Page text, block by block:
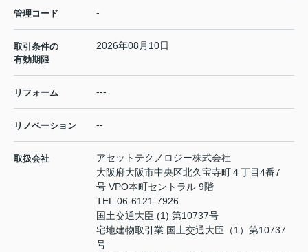
管理コード -
取引条件の
有効期限
2026年08月10日
リフォーム ---
リノベーション --
取扱会社
アセットテクノロジー株式会社
大阪府大阪市中央区北久宝寺町４丁目4番7
号 VPO本町セントラル 9階
TEL:06-6121-7926
国土交通大臣 (1) 第10737号
宅地建物取引業 国土交通大臣（1）第10737
号